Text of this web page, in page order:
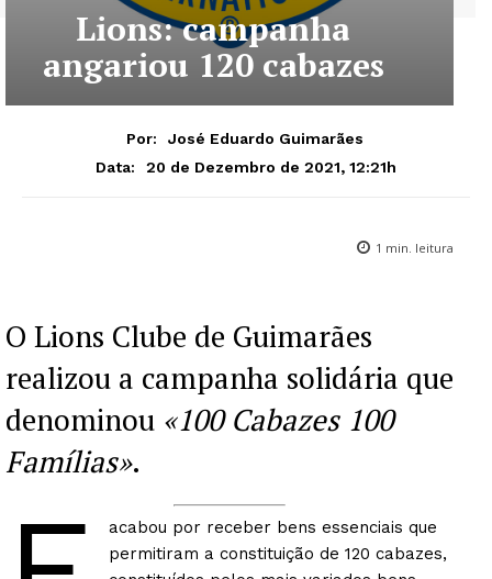
Lions: campanha
angariou 120 cabazes
Por:
José Eduardo Guimarães
Data:
20 de Dezembro de 2021, 12:21h
1 min. leitura
O Lions Clube de Guimarães
realizou a campanha solidária que
denominou «100 Cabazes 100
Famílias».
acabou por receber bens essenciais que
permitiram a constituição de 120 cabazes,